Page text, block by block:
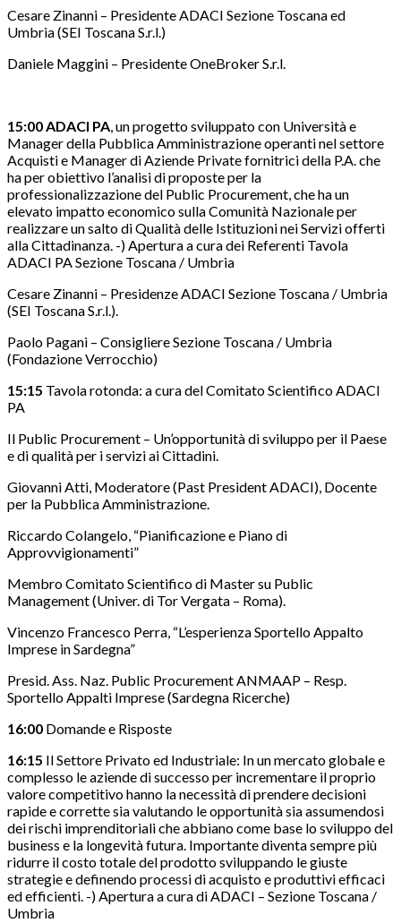
Cesare Zinanni – Presidente ADACI Sezione Toscana ed
Umbria (SEI Toscana S.r.l.)
Daniele Maggini – Presidente OneBroker S.r.l.
15:00 ADACI PA, un progetto sviluppato con Università e
Manager della Pubblica Amministrazione operanti nel settore
Acquisti e Manager di Aziende Private fornitrici della P.A. che
ha per obiettivo l’analisi di proposte per la
professionalizzazione del Public Procurement, che ha un
elevato impatto economico sulla Comunità Nazionale per
realizzare un salto di Qualità delle Istituzioni nei Servizi offerti
alla Cittadinanza. -) Apertura a cura dei Referenti Tavola
ADACI PA Sezione Toscana / Umbria
Cesare Zinanni – Presidenze ADACI Sezione Toscana / Umbria
(SEI Toscana S.r.l.).
Paolo Pagani – Consigliere Sezione Toscana / Umbria
(Fondazione Verrocchio)
15:15 Tavola rotonda: a cura del Comitato Scientifico ADACI
PA
Il Public Procurement – Un’opportunità di sviluppo per il Paese
e di qualità per i servizi ai Cittadini.
Giovanni Atti, Moderatore (Past President ADACI), Docente
per la Pubblica Amministrazione.
Riccardo Colangelo, “Pianificazione e Piano di
Approvvigionamenti”
Membro Comitato Scientifico di Master su Public
Management (Univer. di Tor Vergata – Roma).
Vincenzo Francesco Perra, “L’esperienza Sportello Appalto
Imprese in Sardegna”
Presid. Ass. Naz. Public Procurement ANMAAP – Resp.
Sportello Appalti Imprese (Sardegna Ricerche)
16:00 Domande e Risposte
16:15 Il Settore Privato ed Industriale: In un mercato globale e
complesso le aziende di successo per incrementare il proprio
valore competitivo hanno la necessità di prendere decisioni
rapide e corrette sia valutando le opportunità sia assumendosi
dei rischi imprenditoriali che abbiano come base lo sviluppo del
business e la longevità futura. Importante diventa sempre più
ridurre il costo totale del prodotto sviluppando le giuste
strategie e definendo processi di acquisto e produttivi efficaci
ed efficienti. -) Apertura a cura di ADACI – Sezione Toscana /
Umbria